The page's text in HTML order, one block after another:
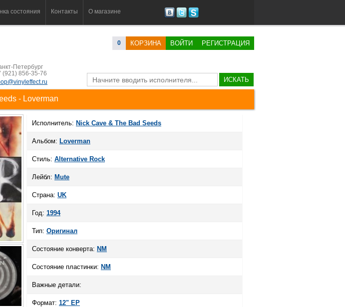
состояния Контакты О магазине
0 КОРЗИНА ВОЙТИ РЕГИСТРАЦИЯ
Петербург
(921) 856-35-76
ИСКАТЬ
- Loverman
Исполнитель: Nick Cave & The Bad Seeds
Альбом: Loverman
Стиль: Alternative Rock
Лейбл: Mute
Страна: UK
Год: 1994
Тип: Оригинал
Состояние конверта: NM
Состояние пластинки: NM
Важные детали:
Формат: 12" EP